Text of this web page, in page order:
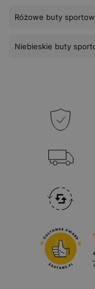
Różowe buty
Niebieskie buty